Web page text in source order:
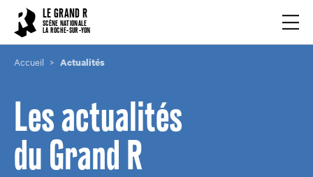
LE GRAND R
SCÈNE NATIONALE
LA ROCHE-SUR-YON
Accueil Actualités
Les actualités
du Grand R
Cookies management panel